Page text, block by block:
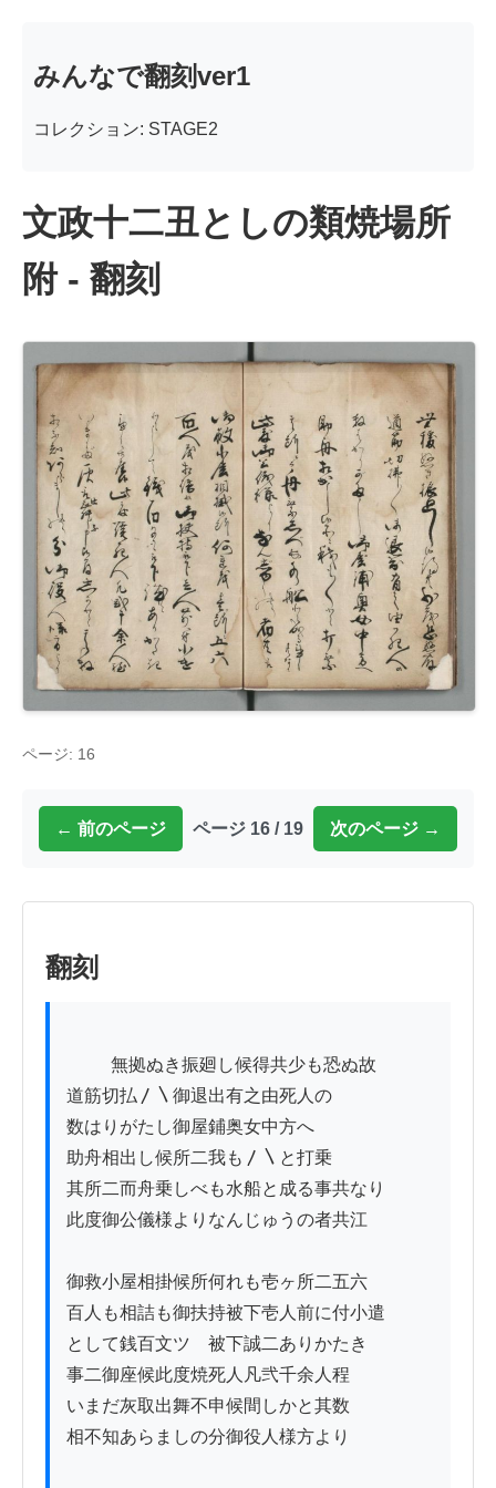
みんなで翻刻ver1
コレクション: STAGE2
文政十二丑としの類焼場所
附 - 翻刻
ページ: 16
← 前のページ ページ 16 / 19 次のページ →
翻刻
道筋切払〳〵御退出有之由死人の
数はりがたし御屋鋪奥女中方へ
助舟相出し候所二我も〳〵と打乗
其所二而舟乗しべも水船と成る事共なり
此度御公儀様よりなんじゅうの者共江
御救小屋相掛候所何れも壱ヶ所二五六
百人も相詰も御扶持被下壱人前に付小遣
として銭百文ツゝ被下誠二ありかたき
事二御座候此度焼死人凡弐千余人程
いまだ灰取出舞不申候間しかと其数
相不知あらましの分御役人様方より